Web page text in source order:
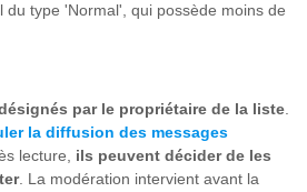
du type 'Normal', qui possède moins de
par le propriétaire de la liste
la diffusion des messages
lecture, ils peuvent décider de les
. La modération intervient avant la